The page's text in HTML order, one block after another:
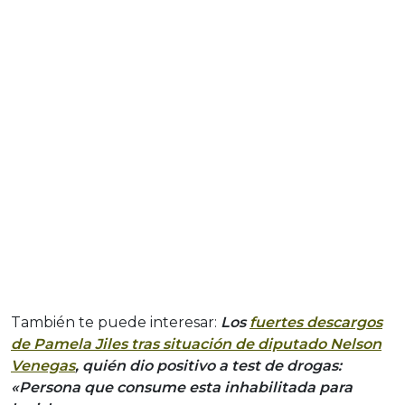
También te puede interesar: Losfuertes descargos
de Pamela Jiles tras situación de diputado Nelson
Venegas, quién dio positivo a test de drogas:
«Persona que consume esta inhabilitada para